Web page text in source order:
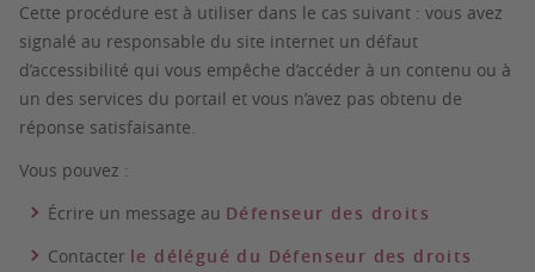
Cette procédure est à utiliser dans le cas suivant : vous avez
signalé au responsable du site internet un défaut
d’accessibilité qui vous empêche d’accéder à un contenu ou à
un des services du portail et vous n’avez pas obtenu de
réponse satisfaisante.
Vous pouvez :
Écrire un message au Défenseur des droits
Contacter le délégué du Défenseur des droits